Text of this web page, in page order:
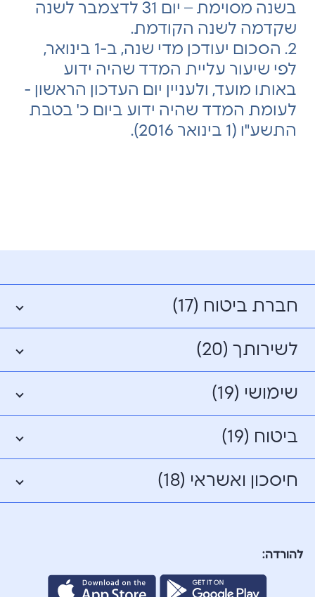
בשנה מסוימת – יום 31 לדצמבר לשנה
שקדמה לשנה הקודמת.
2. הסכום יעודכן מדי שנה, ב-1 בינואר,
לפי שיעור עליית המדד שהיה ידוע
באותו מועד, ולעניין יום העדכון הראשון -
לעומת המדד שהיה ידוע ביום כ' בטבת
התשע"ו (1 בינואר 2016).
חברת ביטוח (17)
לשירותך (20)
שימושי (19)
ביטוח (19)
חיסכון ואשראי (18)
להורדה: